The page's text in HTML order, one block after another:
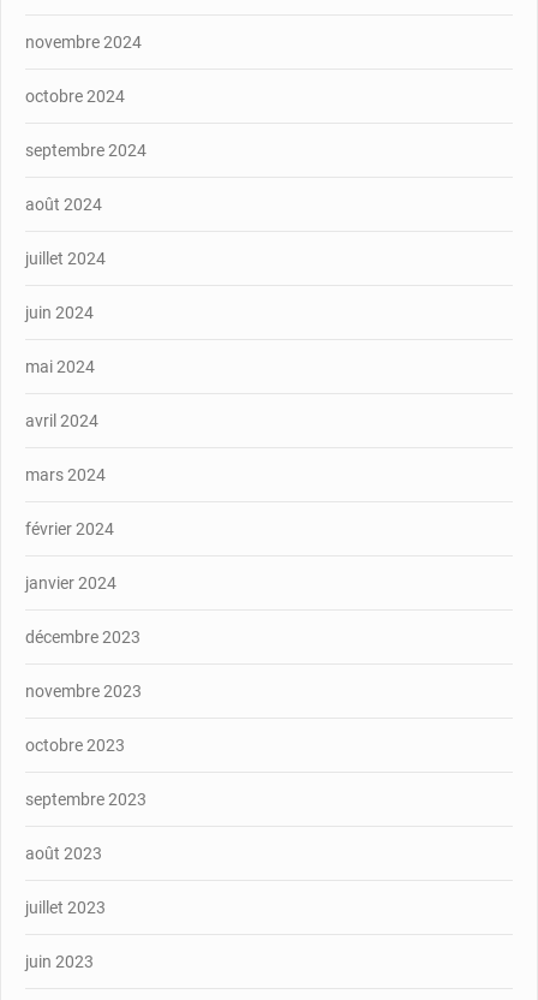
novembre 2024
octobre 2024
septembre 2024
août 2024
juillet 2024
juin 2024
mai 2024
avril 2024
mars 2024
février 2024
janvier 2024
décembre 2023
novembre 2023
octobre 2023
septembre 2023
août 2023
juillet 2023
juin 2023